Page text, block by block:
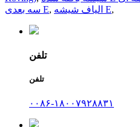
سه بعدی E, الیاف شیشه E,
تلفن
تلفن
۰۰۸۶-۱۸۰۰۷۹۲۸۸۳۱